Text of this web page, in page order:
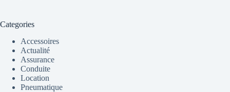
Categories
Accessoires
Actualité
Assurance
Conduite
Location
Pneumatique